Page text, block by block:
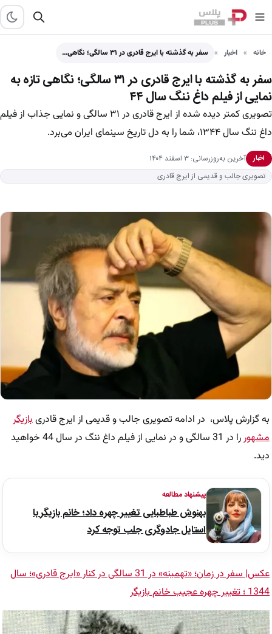
خانه اخبار سفر به گذشته با ایرج قادری در ۳۱ سالگی؛ نگاهی…
سفر به گذشته با ایرج قادری در ۳۱ سالگی؛ نگاهی تازه به
نمایی از فیلم داغ ننگ سال ۴۴
تصویری کمتر دیده شده از ایرج قادری در ۳۱ سالگی و نمایی جذاب از فیلم
داغ ننگ سال ۱۳۴۴، شما را به دل تاریخ سینمای ایران می‌برد.
اخبار
آخرین به‌روزرسانی: ۳ اسفند ۱۴۰۴
تصویری جالب و قدیمی از ایرج قادری
به گزارش پلاس، در ادامه تصویری جالب و قدیمی از ایرج قادریبازیگر
مشهور
را در 31 سالگی و در نمایی از فیلم داغ ننگ در سال 44 خواهید
دید.
پیشنهاد مطالعه
بهنوش طباطبایی تغییر چهره داد؛ خانم بازیگر با
استایل جادوگری جلب توجه کرد
عکس| سفر در زمان؛ «تهمینه» در 31 سالگی در کنار «ایرج قادری»؛ سال
1344 ؛ تغییر چهره عجیب خانم بازیگر